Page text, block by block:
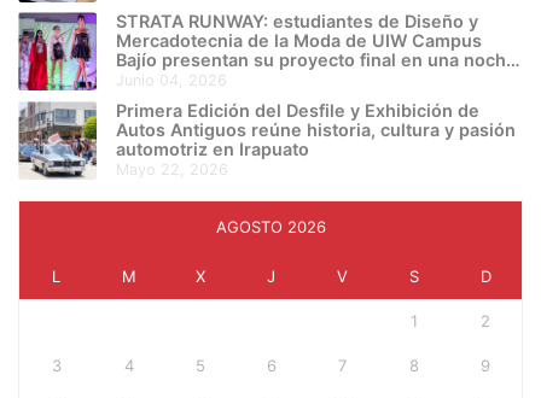
STRATA RUNWAY: estudiantes de Diseño y
Mercadotecnia de la Moda de UIW Campus
Bajío presentan su proyecto final en una noche
de creatividad e innovación
junio 04, 2026
Primera Edición del Desfile y Exhibición de
Autos Antiguos reúne historia, cultura y pasión
automotriz en Irapuato
mayo 22, 2026
AGOSTO 2026
L M X J V S D
1 2
3 4 5 6 7 8 9